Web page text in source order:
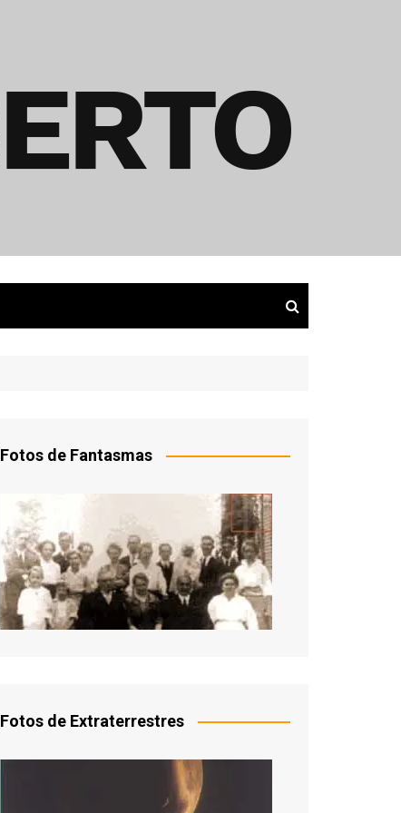
Fotos de Fantasmas
Fotos de Extraterrestres